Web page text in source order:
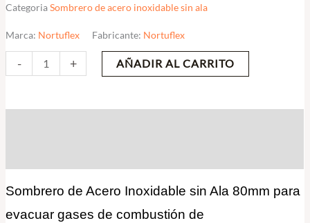
CategoriaSombrero de acero inoxidable sin ala
Marca: Nortuflex Fabricante: Nortuflex
- + AÑADIR AL CARRITO
Sombrero de Acero Inoxidable sin Ala 80mm para
evacuar gases de combustión de